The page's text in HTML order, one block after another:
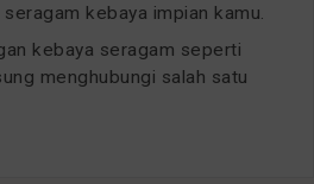
kebaya impian kamu.
kebaya seragam seperti
menghubungi salah satu